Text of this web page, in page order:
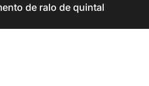
de ralo de quintal